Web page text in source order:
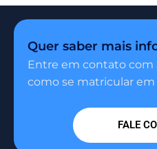
Quer saber mais
Entre em contato com
como se matricular em
FALE